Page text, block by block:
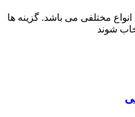
مختلفی می باشد. گزینه ها
شوند